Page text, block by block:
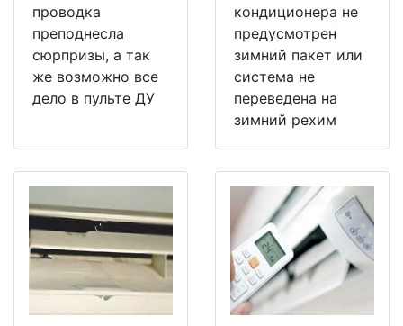
проводка
преподнесла
сюрпризы, а так
же возможно все
дело в пульте ДУ
кондиционера не
предусмотрен
зимний пакет или
система не
переведена на
зимний рехим